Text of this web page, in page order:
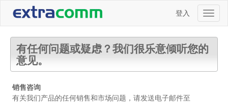
登入
有任何问题或疑虑？我们很乐意倾听您的
意见。
销售咨询
有关我们产品的任何销售和市场问题，请发送电子邮件至